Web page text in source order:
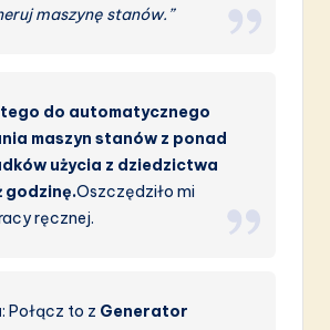
maszynę stanów.”
tego do automatycznego
maszyn stanów z ponad
użycia z dziedzictwa
godzinę.Oszczędziło mi
ręcznej.
: Połącz to z Generator